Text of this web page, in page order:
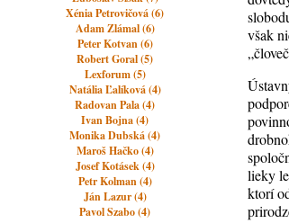
Xénia Petrovičová (6)
Adam Zlámal (6)
Peter Kotvan (6)
Robert Goral (5)
Lexforum (5)
Natália Ľalíková (4)
Radovan Pala (4)
Ivan Bojna (4)
Monika Dubská (4)
Maroš Hačko (4)
Josef Kotásek (4)
Petr Kolman (4)
Ján Lazur (4)
Pavol Szabo (4)
však
lieky
ktorí